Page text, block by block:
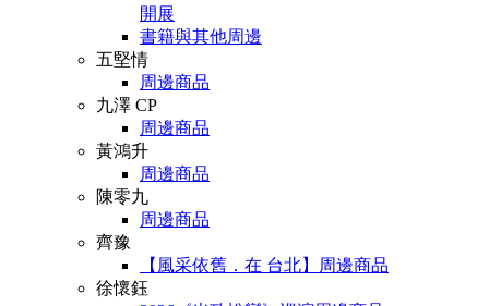
開展
書籍與其他周邊
五堅情
周邊商品
九澤 CP
周邊商品
黃鴻升
周邊商品
陳零九
周邊商品
齊豫
【風采依舊．在 台北】周邊商品
徐懷鈺